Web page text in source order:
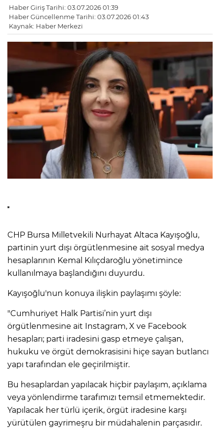
Haber Giriş Tarihi: 03.07.2026 01:39
Haber Güncellenme Tarihi: 03.07.2026 01:43
Kaynak: Haber Merkezi
CHP Bursa Milletvekili Nurhayat Altaca Kayışoğlu,
partinin yurt dışı örgütlenmesine ait sosyal medya
hesaplarının Kemal Kılıçdaroğlu yönetimince
kullanılmaya başlandığını duyurdu.
Kayışoğlu'nun konuya ilişkin paylaşımı şöyle:
"Cumhuriyet Halk Partisi’nin yurt dışı
örgütlenmesine ait Instagram, X ve Facebook
hesapları; parti iradesini gasp etmeye çalışan,
hukuku ve örgüt demokrasisini hiçe sayan butlancı
yapı tarafından ele geçirilmiştir.
Bu hesaplardan yapılacak hiçbir paylaşım, açıklama
veya yönlendirme tarafımızı temsil etmemektedir.
Yapılacak her türlü içerik, örgüt iradesine karşı
yürütülen gayrimeşru bir müdahalenin parçasıdır.